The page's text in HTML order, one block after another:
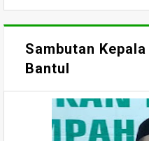
Sambutan
Bantul